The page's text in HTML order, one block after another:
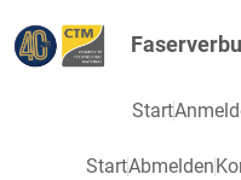
Start
StartAbmelden